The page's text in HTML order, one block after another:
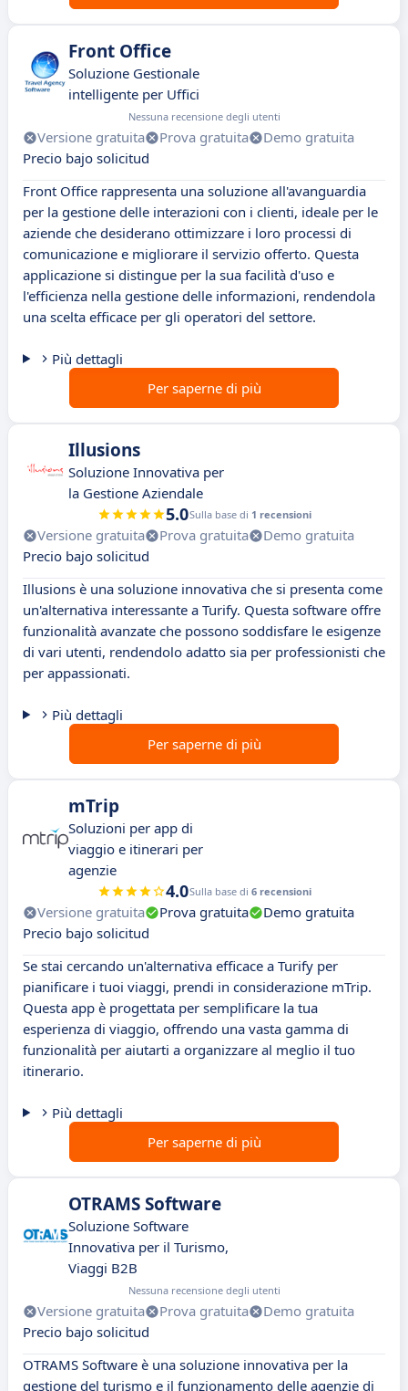
Front Office
Soluzione Gestionale
intelligente per Uffici
Nessuna recensione degli utenti
Versione gratuita Prova gratuita
Demo gratuita
Precio bajo solicitud
Front Office rappresenta una soluzione all'avanguardia
per la gestione delle interazioni con i clienti, ideale per le
aziende che desiderano ottimizzare i loro processi di
comunicazione e migliorare il servizio offerto. Questa
applicazione si distingue per la sua facilità d'uso e
l'efficienza nella gestione delle informazioni, rendendola
una scelta efficace per gli operatori del settore.
Più dettagli
Per saperne di più
Illusions
Soluzione Innovativa per
la Gestione Aziendale
5.0Sulla base di 1 recensioni
Versione gratuita Prova gratuita
Demo gratuita
Precio bajo solicitud
Illusions è una soluzione innovativa che si presenta come
un'alternativa interessante a Turify. Questa software offre
funzionalità avanzate che possono soddisfare le esigenze
di vari utenti, rendendolo adatto sia per professionisti che
per appassionati.
Più dettagli
Per saperne di più
mTrip
Soluzioni per app di
viaggio e itinerari per
agenzie
4.0Sulla base di 6 recensioni
Versione gratuita Prova gratuita
Demo gratuita
Precio bajo solicitud
Se stai cercando un'alternativa efficace a Turify per
pianificare i tuoi viaggi, prendi in considerazione mTrip.
Questa app è progettata per semplificare la tua
esperienza di viaggio, offrendo una vasta gamma di
funzionalità per aiutarti a organizzare al meglio il tuo
itinerario.
Più dettagli
Per saperne di più
OTRAMS Software
Soluzione Software
Innovativa per il Turismo,
Viaggi B2B
Nessuna recensione degli utenti
Versione gratuita Prova gratuita
Demo gratuita
Precio bajo solicitud
OTRAMS Software è una soluzione innovativa per la
gestione del turismo e il funzionamento delle agenzie di